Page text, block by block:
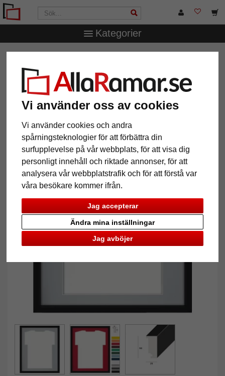
Vi använder oss av cookies
Vi använder cookies och andra
spårningsteknologier för att förbättra din
surfupplevelse på vår webbplats, för att visa dig
personligt innehåll och riktade annonser, för att
analysera vår webbplatstrafik och för att förstå var
våra besökare kommer ifrån.
Jag accepterar
Jag avböjer
Ändra mina inställningar
Kategorier
Trikåram Comfort Black med
passepartout